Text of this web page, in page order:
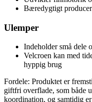
Bæredygtigt
Ulemper
Indeholder små dele
Velcroen kan med
hyppig brug
Fordele: Produktet er
giftfri overflade, som både
koordination, og samtidig